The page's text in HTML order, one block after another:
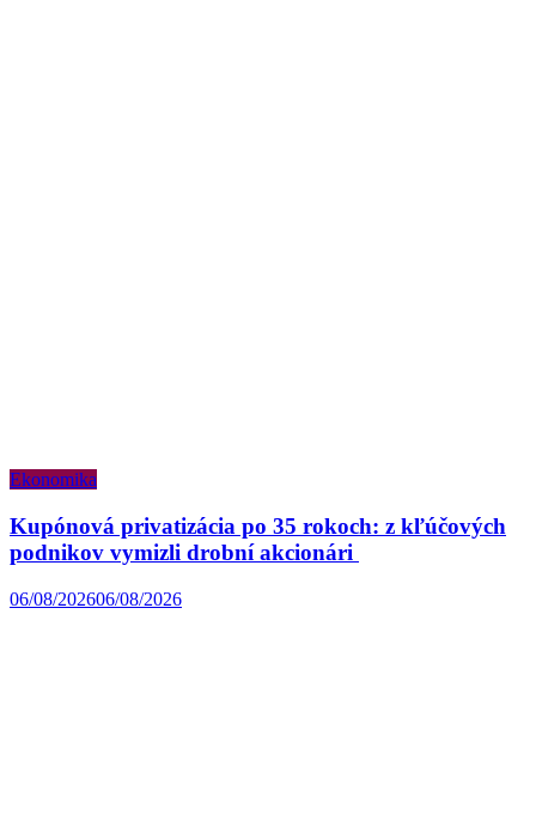
Ekonomika
Kupónová privatizácia po 35 rokoch: z kľúčových
podnikov vymizli drobní akcionári
06/08/202606/08/2026